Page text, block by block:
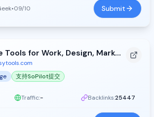
•09/10 Submit
Software Tools for Work, Design, Marketing, and Development - Appsy Tools (2026)
支持SoPilot提交
Traffic:- Backlinks:25447